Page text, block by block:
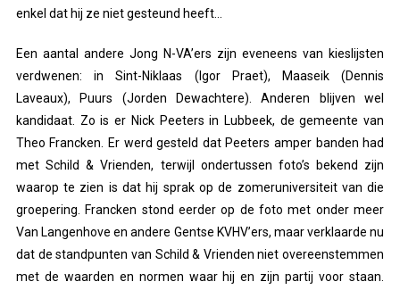
enkel dat hij ze niet gesteund heeft…
Een aantal andere Jong N-VA’ers zijn eveneens van kieslijsten
verdwenen: in Sint-Niklaas (Igor Praet), Maaseik (Dennis
Laveaux), Puurs (Jorden Dewachtere). Anderen blijven wel
kandidaat. Zo is er Nick Peeters in Lubbeek, de gemeente van
Theo Francken. Er werd gesteld dat Peeters amper banden had
met Schild & Vrienden, terwijl ondertussen foto’s bekend zijn
waarop te zien is dat hij sprak op de zomeruniversiteit van die
groepering. Francken stond eerder op de foto met onder meer
Van Langenhove en andere Gentse KVHV’ers, maar verklaarde nu
dat de standpunten van Schild & Vrienden niet overeenstemmen
met de waarden en normen waar hij en zijn partij voor staan.